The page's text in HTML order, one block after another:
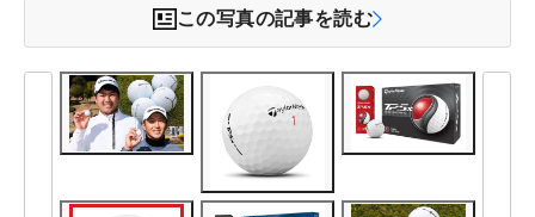
この写真の記事を読む